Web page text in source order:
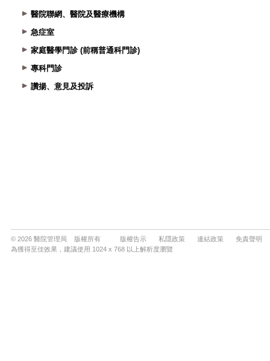
醫院聯網、醫院及醫療機構
急症室
家庭醫學門診 (前稱普通科門診)
專科門診
讚揚、意見及投訴
© 2026 醫院管理局 版權所有 版權告示 私隱政策 連結政策
免責聲明
為獲得至佳效果，建議使用 1024 x 768 以上解析度瀏覽